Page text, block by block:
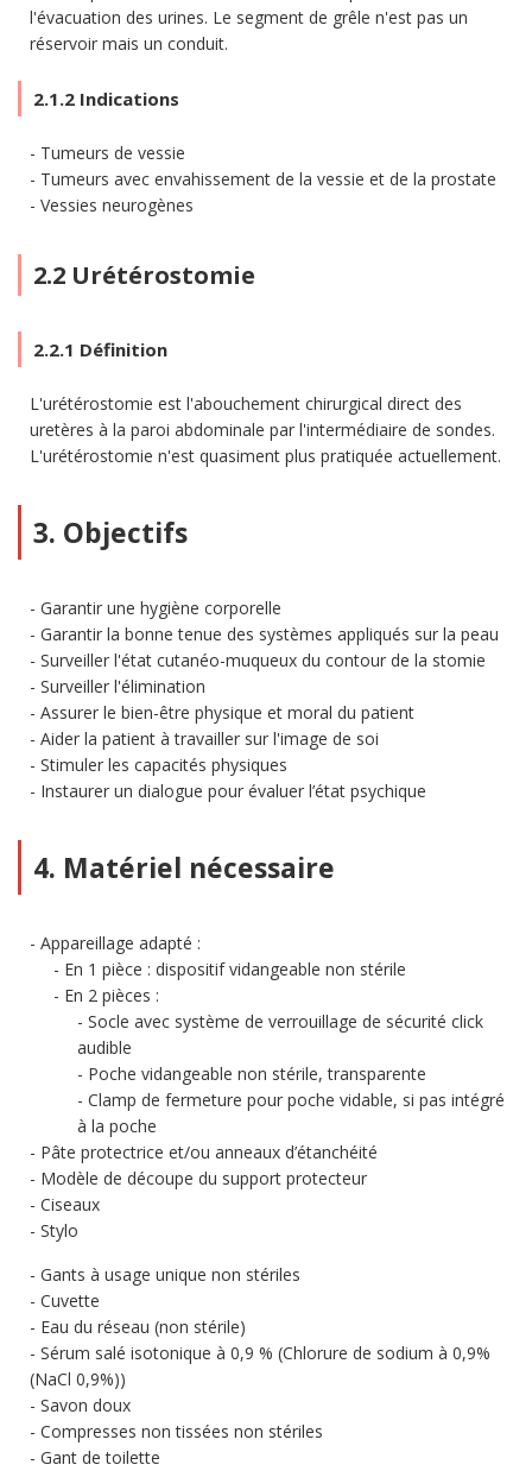
l'évacuation des urines. Le segment de grêle n'est pas un
réservoir mais un conduit.
2.1.2 Indications
Tumeurs de vessie
Tumeurs avec envahissement de la vessie et de la prostate
Vessies neurogènes
2.2 Urétérostomie
2.2.1 Définition
L'urétérostomie est l'abouchement chirurgical direct des
uretères à la paroi abdominale par l'intermédiaire de sondes.
L'urétérostomie n'est quasiment plus pratiquée actuellement.
3. Objectifs
Garantir une hygiène corporelle
Garantir la bonne tenue des systèmes appliqués sur la peau
Surveiller l'état cutanéo-muqueux du contour de la stomie
Surveiller l'élimination
Assurer le bien-être physique et moral du patient
Aider la patient à travailler sur l'image de soi
Stimuler les capacités physiques
Instaurer un dialogue pour évaluer l’état psychique
4. Matériel nécessaire
Appareillage adapté :
En 1 pièce : dispositif vidangeable non stérile
En 2 pièces :
Socle avec système de verrouillage de sécurité click
audible
Poche vidangeable non stérile, transparente
Clamp de fermeture pour poche vidable, si pas intégré
à la poche
Pâte protectrice et/ou anneaux d’étanchéité
Modèle de découpe du support protecteur
Ciseaux
Stylo
Gants à usage unique non stériles
Cuvette
Eau du réseau (non stérile)
Sérum salé isotonique à 0,9 % (Chlorure de sodium à 0,9%
(NaCl 0,9%))
Savon doux
Compresses non tissées non stériles
Gant de toilette